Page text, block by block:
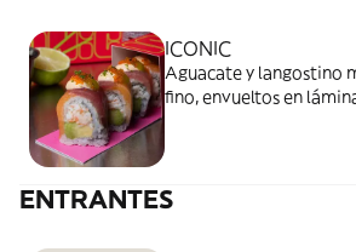
ICONIC
Aguacate y langostino
fino, envueltos en
ENTRANTES